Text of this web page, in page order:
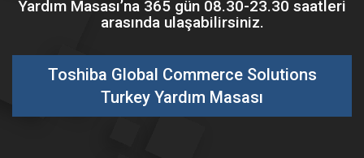
Yardım Masası’na 365 gün 08.30-23.30 saatleri
arasında ulaşabilirsiniz.
Toshiba Global Commerce Solutions
Turkey Yardım Masası